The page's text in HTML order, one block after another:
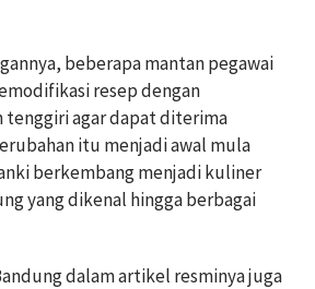
beberapa mantan pegawai
resep dengan
tenggiri agar dapat diterima
itu menjadi awal mula
berkembang menjadi kuliner
yang dikenal hingga berbagai
dalam artikel resminya juga